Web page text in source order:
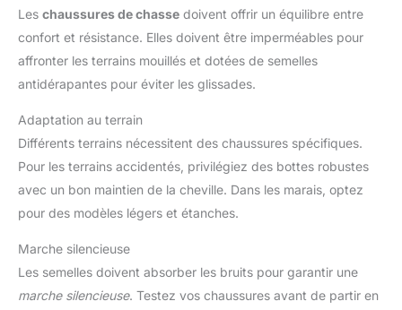
Les chaussures de chasse doivent offrir un équilibre entre
confort et résistance. Elles doivent être imperméables pour
affronter les terrains mouillés et dotées de semelles
antidérapantes pour éviter les glissades.
Adaptation au terrain
Différents terrains nécessitent des chaussures spécifiques.
Pour les terrains accidentés, privilégiez des bottes robustes
avec un bon maintien de la cheville. Dans les marais, optez
pour des modèles légers et étanches.
Marche silencieuse
Les semelles doivent absorber les bruits pour garantir une
marche silencieuse. Testez vos chaussures avant de partir en